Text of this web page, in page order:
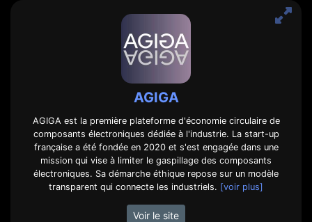
AGIGA
AGIGA est la première plateforme d'économie circulaire de
composants électroniques dédiée à l'industrie. La start-up
française a été fondée en 2020 et s'est engagée dans une
mission qui vise à limiter le gaspillage des composants
électroniques. Sa démarche éthique repose sur un modèle
transparent qui connecte les industriels. [voir plus]
Voir le site